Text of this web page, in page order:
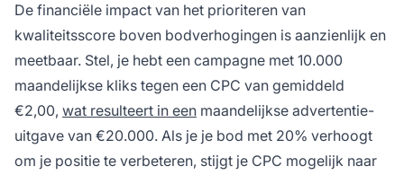
De financiële impact van het prioriteren van
kwaliteitsscore boven bodverhogingen is aanzienlijk en
meetbaar. Stel, je hebt een campagne met 10.000
maandelijkse kliks tegen een CPC van gemiddeld
€2,00, wat resulteert in een maandelijkse advertentie-
uitgave van €20.000. Als je je bod met 20% verhoogt
om je positie te verbeteren, stijgt je CPC mogelijk naar